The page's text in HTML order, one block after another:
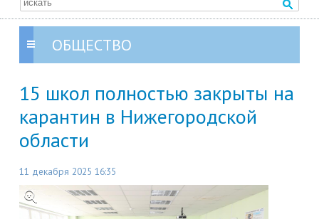
ОБЩЕСТВО
15 школ полностью закрыты на
карантин в Нижегородской
области
11 декабря 2025 16:35